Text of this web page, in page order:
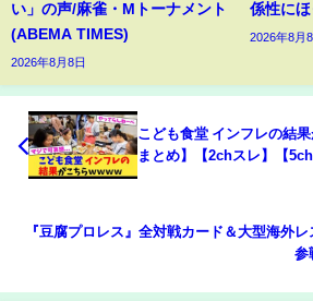
い」の声/麻雀・Mトーナメント
(ABEMA TIMES)
2026年8月8日
係性に
2026年8月
こども食堂 インフレの結
まとめ】【2chスレ】【5ch
『豆腐プロレス』全対戦カード＆大型海外レ
参